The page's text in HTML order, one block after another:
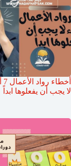
لا يجب أن يفعلوها ابداً